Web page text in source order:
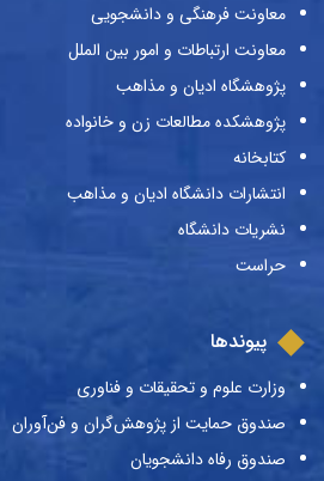
معاونت فرهنگی و دانشجویی
معاونت ارتباطات و امور بین الملل
پژوهشگاه ادیان و مذاهب
پژوهشکده مطالعات زن و خانواده
کتابخانه
انتشارات دانشگاه ادیان و مذاهب
نشریات دانشگاه
حراست
پیوندها
وزارت علوم و تحقیقات و فناوری
صندوق حمایت از پژوهش‌گران و فن‌آوران
صندوق رفاه دانشجویان